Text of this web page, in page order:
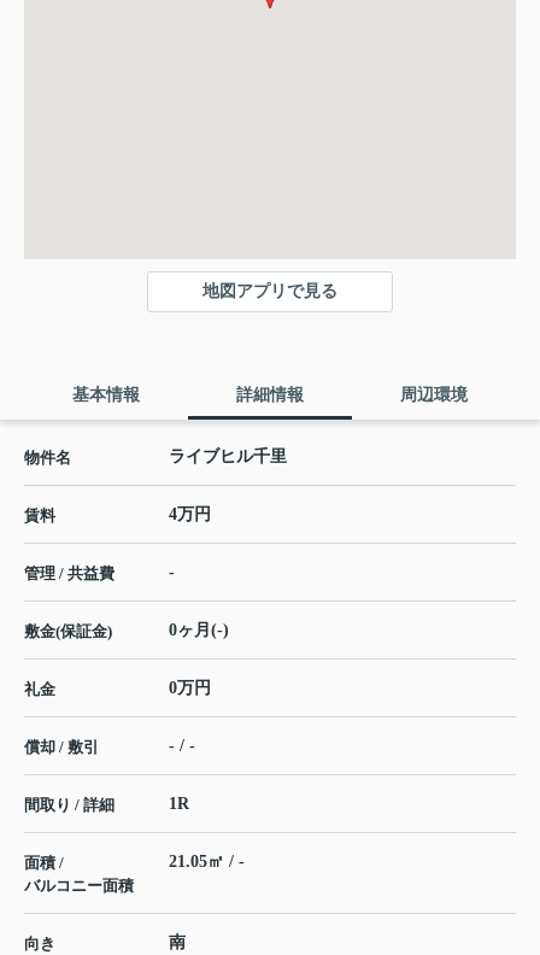
地図アプリで見る
基本情報 詳細情報 周辺環境
物件名 ライブヒル千里
賃料 4万円
管理 / 共益費 -
敷金(保証金) 0ヶ月(-)
礼金 0万円
償却 / 敷引 - / -
間取り / 詳細 1R
面積 /
バルコニー面積
21.05㎡ / -
向き 南